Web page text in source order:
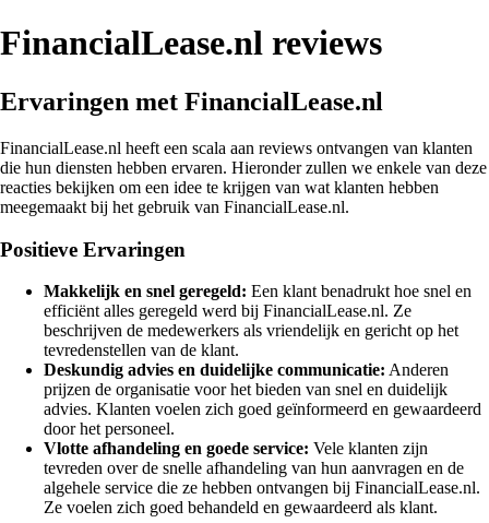
FinancialLease.nl reviews
Ervaringen met FinancialLease.nl
FinancialLease.nl heeft een scala aan reviews ontvangen van klanten
die hun diensten hebben ervaren. Hieronder zullen we enkele van deze
reacties bekijken om een idee te krijgen van wat klanten hebben
meegemaakt bij het gebruik van FinancialLease.nl.
Positieve Ervaringen
Makkelijk en snel geregeld: Een klant benadrukt hoe snel en
efficiënt alles geregeld werd bij FinancialLease.nl. Ze
beschrijven de medewerkers als vriendelijk en gericht op het
tevredenstellen van de klant.
Deskundig advies en duidelijke communicatie: Anderen
prijzen de organisatie voor het bieden van snel en duidelijk
advies. Klanten voelen zich goed geïnformeerd en gewaardeerd
door het personeel.
Vlotte afhandeling en goede service: Vele klanten zijn
tevreden over de snelle afhandeling van hun aanvragen en de
algehele service die ze hebben ontvangen bij FinancialLease.nl.
Ze voelen zich goed behandeld en gewaardeerd als klant.